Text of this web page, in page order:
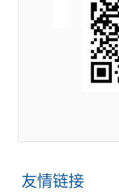
友情链接